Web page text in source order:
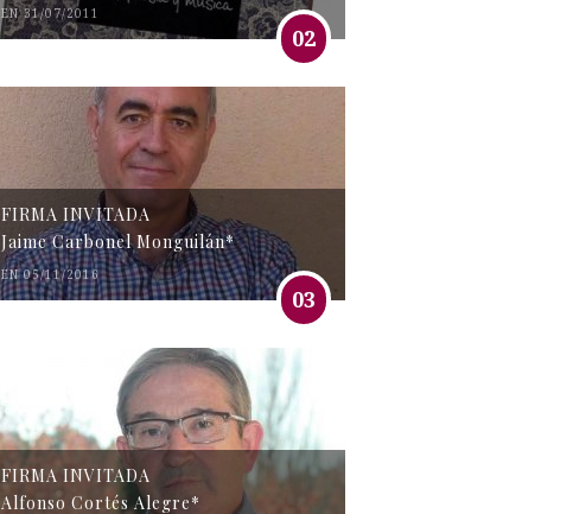
EN 31/07/2011
02
FIRMA INVITADA
Jaime Carbonel Monguilán*
EN 05/11/2016
03
FIRMA INVITADA
Alfonso Cortés Alegre*